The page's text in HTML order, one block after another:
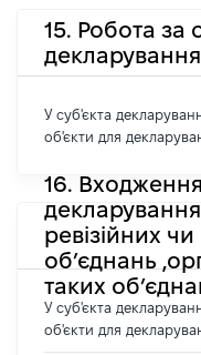
15. Робота за
декларування
У суб'єкта
об'єкти для
16. Входження
ревізійних
об’єднань
таких
У суб'єкта
об'єкти для